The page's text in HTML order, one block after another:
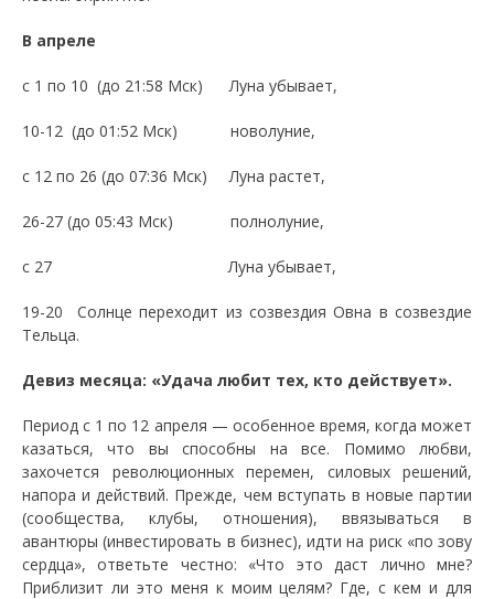
В апреле
с 1 по 10 (до 21:58 Мск) Луна убывает,
10-12 (до 01:52 Мск) новолуние,
с 12 по 26 (до 07:36 Мск) Луна растет,
26-27 (до 05:43 Мск) полнолуние,
с 27 Луна убывает,
19-20 Солнце переходит из созвездия Овна в созвездие
Тельца.
Девиз месяца: «Удача любит тех, кто действует».
Период с 1 по 12 апреля — особенное время, когда может
казаться, что вы способны на все. Помимо любви,
захочется революционных перемен, силовых решений,
напора и действий. Прежде, чем вступать в новые партии
(сообщества, клубы, отношения), ввязываться в
авантюры (инвестировать в бизнес), идти на риск «по зову
сердца», ответьте честно: «Что это даст лично мне?
Приблизит ли это меня к моим целям? Где, с кем и для